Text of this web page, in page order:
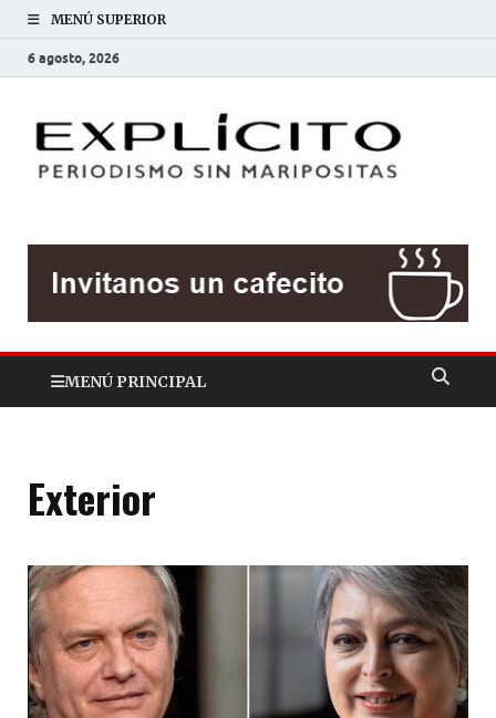
MENÚ SUPERIOR
6 agosto, 2026
MENÚ PRINCIPAL
Exterior